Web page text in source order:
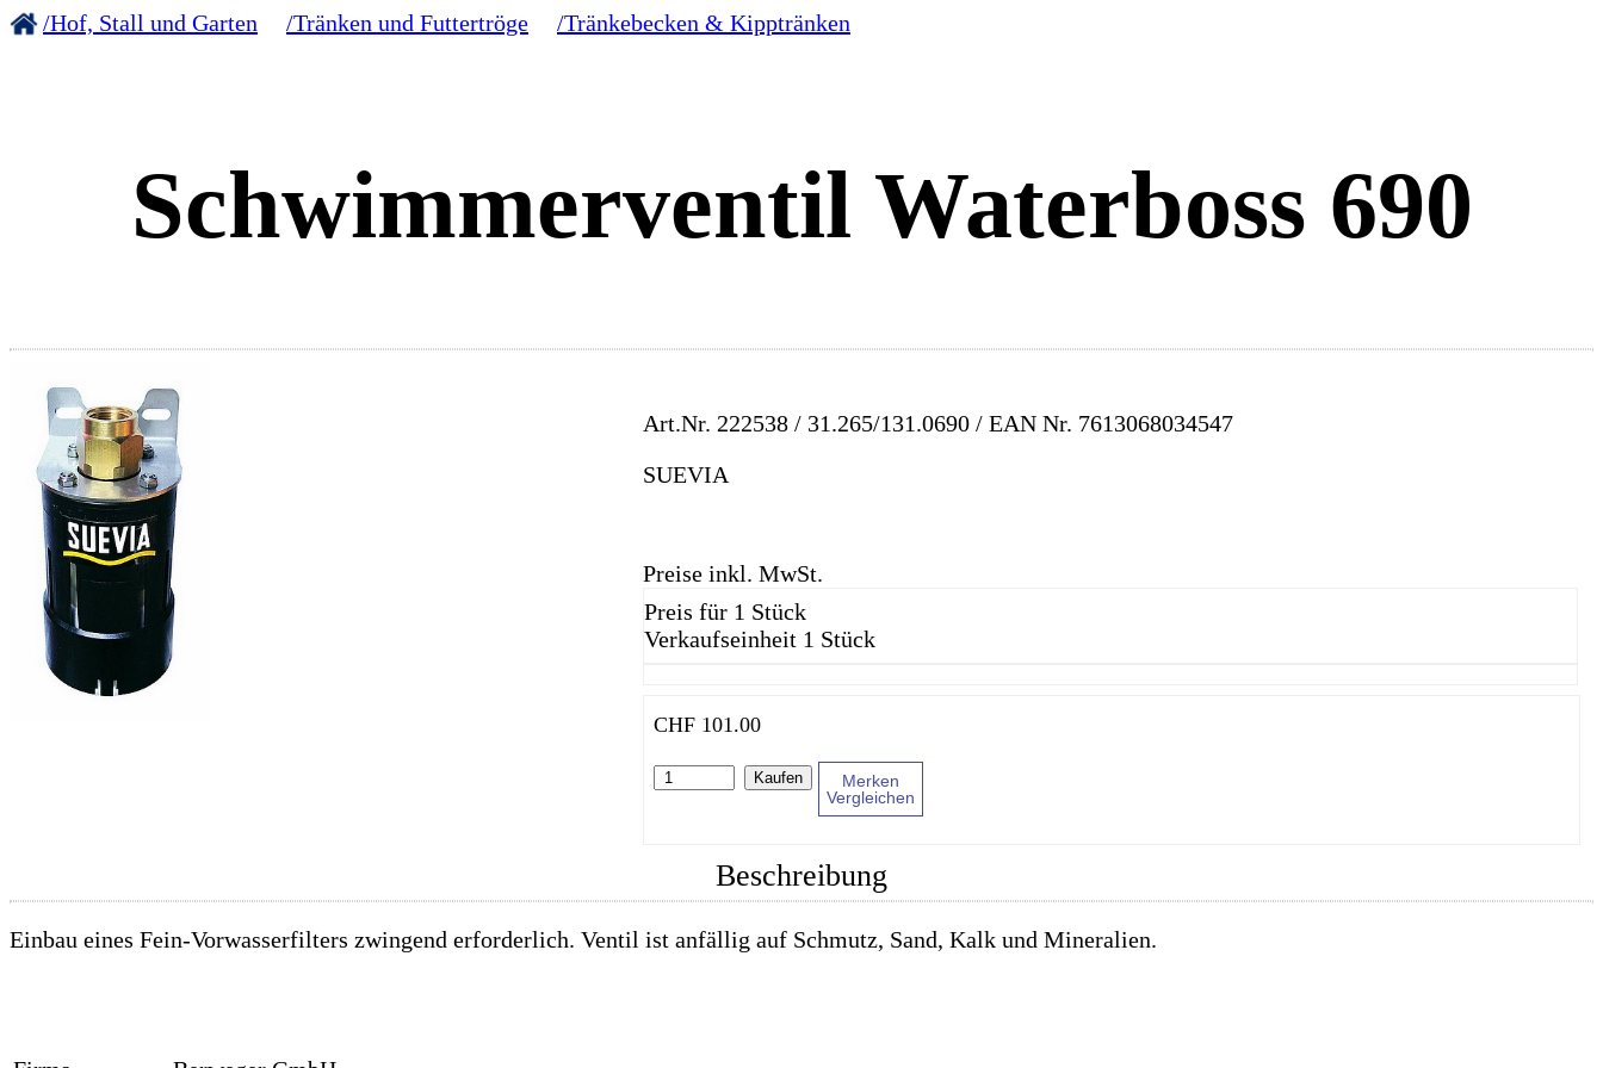
/Hof, Stall und Garten /Tränken und Futtertröge /Tränkebecken & Kipptränken
Schwimmerventil Waterboss 690
Art.Nr. 222538 / 31.265/131.0690 / EAN Nr. 7613068034547
SUEVIA
Preise inkl. MwSt.
Preis für 1 Stück
Verkaufseinheit 1 Stück
CHF 101.00
Kaufen
Merken
Vergleichen
Beschreibung
Einbau eines Fein-Vorwasserfilters zwingend erforderlich. Ventil ist anfällig auf Schmutz, Sand, Kalk und Mineralien.